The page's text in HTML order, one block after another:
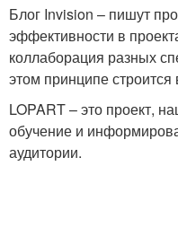
Блог Invision – пишут
эффективности в
коллаборация разных
этом принципе строится
LOPART – это проект,
обучение и
аудитории.